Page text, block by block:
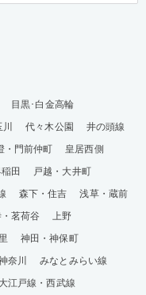
目黒･白金高輪
代々木公園
井の頭線
・門前仲町
皇居西側
田
戸越・大井町
森下・住吉
浅草・蔵前
茗荷谷
上野
神田・神保町
奈川
みなとみらい線
江戸線・西武線